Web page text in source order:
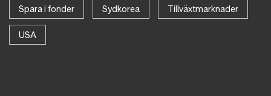
Spara i fonder Sydkorea Tillväxtmarknader
USA